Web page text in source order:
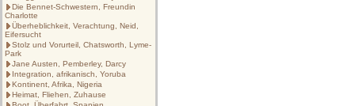
Die Bennet-Schwestern, Freundin
Charlotte
Überheblichkeit, Verachtung, Neid,
Eifersucht
Stolz und Vorurteil, Chatsworth, Lyme-
Park
Jane Austen, Pemberley, Darcy
Integration, afrikanisch, Yoruba
Kontinent, Afrika, Nigeria
Heimat, Fliehen, Zuhause